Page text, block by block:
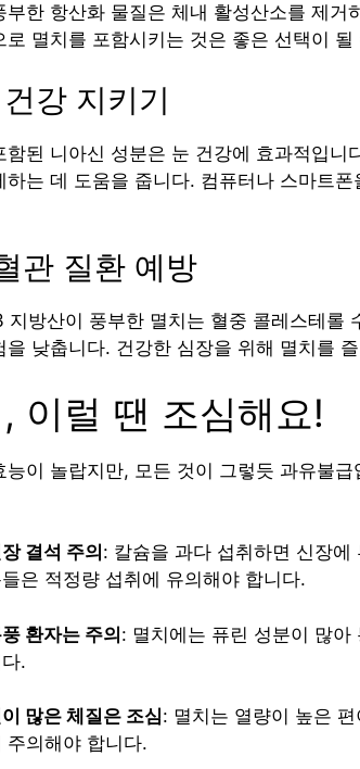
부한 항산화 물질은 체내 활성산소를 제
로 멸치를 포함시키는 것은 좋은 선택이 될
강 지키기
함된 니아신 성분은 눈 건강에 효과적입
하는 데 도움을 줍니다. 컴퓨터나 스마트
관 질환 예방
지방산이 풍부한 멸치는 혈중 콜레스테롤
을 낮춥니다. 건강한 심장을 위해 멸치를
이럴 땐 조심해요!
능이 놀랍지만, 모든 것이 그렇듯 과유불
결석 주의 : 칼슘을 과다 섭취하면 신장
은 적정량 섭취에 유의해야 합니다.
환자는 주의: 멸치에는 퓨린 성분이 많
.
많은 체질은 조심: 멸치는 열량이 높은
주의해야 합니다.